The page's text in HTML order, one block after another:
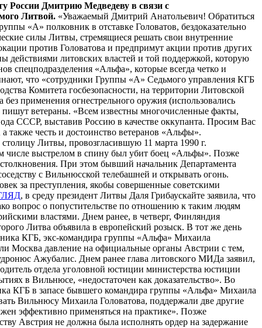
России Дмитрию Медведеву в связи с
Литвой. «Уважаемый Дмитрий Анатольевич! Обратиться
«А» полковник в отставке Головатов, бездоказательно
силы Литвы, стремящиеся решать свои внутренние
против Головатова и предпримут акции против других
действиями литовских властей и той поддержкой, которую
спецподразделения «Альфа», которые всегда четко и
что «сотрудники Группы «А» Седьмого управления КГБ
Комитета госбезопасности, на территории Литовской
применения огнестрельного оружия (использовались
ветераны. «Всем известны многочисленные факты,
СССР, выставив Россию в качестве оккупанта. Просим Вас
честь и достоинство ветеранов «Альфы».
Литвы, провозгласившую 11 марта 1990 г.
числе выстрелом в спину был убит боец «Альфы». Позже
При этом бывший начальник Департамента
с Вильнюсской телебашней и открывать огонь.
за преступления, якобы совершенные советскими
, в среду президент Литвы Даля Грибаускайте заявила, что
вопрос о попустительстве по отношению к таким людям
властями. Днем ранее, в четверг, Финляндия
Литва объявила в европейский розыск. В тот же день
КГБ, экс-командира группы «Альфа» Михаила
Москва давление на официальные органы Австрии с тем,
Ажубалис. Днем ранее глава литовского МИДа заявил,
отдела уголовной юстиции министерства юстиции
в Вильнюсе, «недостаточен как доказательство». Во
КГБ в запасе бывшего командира группы «Альфа» Михаила
Вильнюсу Михаила Головатова, поддержали две другие
эффективно применяться на практике». Позже
Австрия не должна была исполнять ордер на задержание